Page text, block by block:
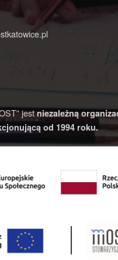
jestniezależną
od 1994 roku.
| Realizacja:4AD STUDIO
↑